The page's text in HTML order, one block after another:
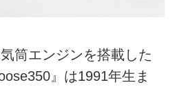
筒エンジンを搭載した
』は1991年生ま